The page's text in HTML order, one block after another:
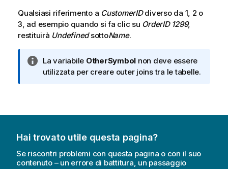
Qualsiasi riferimento a CustomerIDdiverso da 1, 2 o
3, ad esempio quando si fa clic su OrderID 1299,
restituirà UndefinedsottoName.
N
o
n
o
r
m
La variabile OtherSymbol non deve essere
utilizzata per creare outer joinstra le tabelle.
Hai trovato utile questa pagina?
Se riscontri problemi con questa pagina o con il suo
contenuto – un errore di battitura, un passaggio